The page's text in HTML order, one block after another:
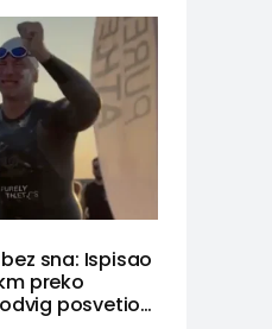
sna: Ispisao
preko
posvetio